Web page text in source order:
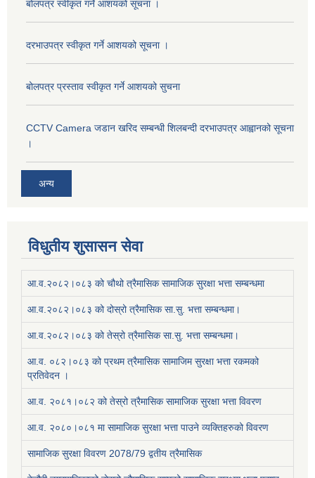
बोलपत्र स्वीकृत गर्ने आशयको सूचना ।
दरभाउपत्र स्वीकृत गर्ने आशयको सूचना ।
बोलपत्र प्रस्ताव स्वीकृत गर्ने आशयको सुचना
CCTV Camera जडान खरिद सम्बन्धी शिलबन्दी दरभाउपत्र आह्वानको सूचना
।
अन्य
विधुतीय शुसासन सेवा
आ.व.२०८२।०८३ को चौथो त्रैमासिक सामाजिक सुरक्षा भत्ता सम्बन्धमा
आ.व.२०८२।०८३ को दोस्रो त्रैमासिक सा.सु. भत्ता सम्बन्धमा।
आ.व.२०८२।०८३ को तेस्रो त्रैमासिक सा.सु. भत्ता सम्बन्धमा।
आ.व. ०८२।०८३ को प्रथम त्रैमासिक सामाजिम सुरक्षा भत्ता रकमको
प्रतिवेदन ।
आ.व. २०८१।०८२ को तेस्रो त्रैमासिक सामाजिक सुरक्षा भत्ता विवरण
आ.व. २०८०।०८१ मा सामाजिक सुरक्षा भत्ता पाउने व्यक्तिहरुको विवरण
सामाजिक सुरक्षा विवरण 2078/79 द्वतीय त्रैमासिक